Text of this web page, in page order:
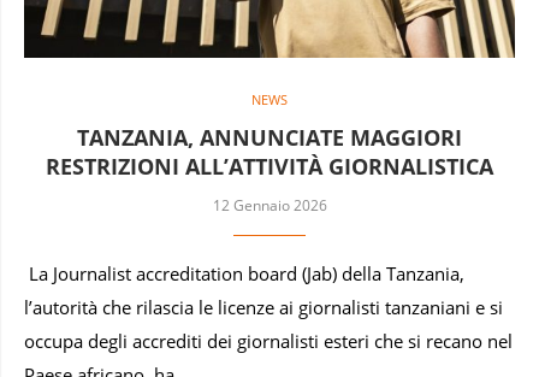
NEWS
TANZANIA, ANNUNCIATE MAGGIORI
RESTRIZIONI ALL’ATTIVITÀ GIORNALISTICA
12 Gennaio 2026
La Journalist accreditation board (Jab) della Tanzania,
l’autorità che rilascia le licenze ai giornalisti tanzaniani e si
occupa degli accrediti dei giornalisti esteri che si recano nel